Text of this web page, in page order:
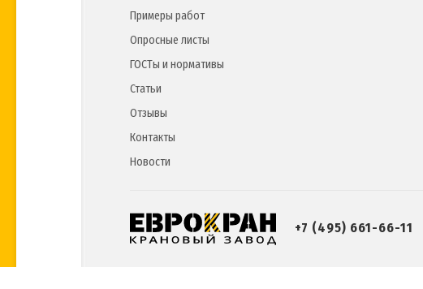
Примеры работ
Опросные листы
ГОСТы и нормативы
Статьи
Отзывы
Контакты
Новости
+7 (495) 661-66-11